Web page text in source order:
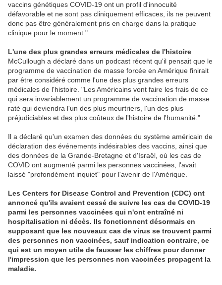
vaccins génétiques COVID-19 ont un profil d'innocuité
défavorable et ne sont pas cliniquement efficaces, ils ne peuvent
donc pas être généralement pris en charge dans la pratique
clinique pour le moment."
L'une des plus grandes erreurs médicales de l'histoire
McCullough a déclaré dans un podcast récent qu'il pensait que le
programme de vaccination de masse forcée en Amérique finirait
par être considéré comme l'une des plus grandes erreurs
médicales de l'histoire. "Les Américains vont faire les frais de ce
qui sera invariablement un programme de vaccination de masse
raté qui deviendra l'un des plus meurtriers, l'un des plus
préjudiciables et des plus coûteux de l'histoire de l'humanité."
Il a déclaré qu'un examen des données du système américain de
déclaration des événements indésirables des vaccins, ainsi que
des données de la Grande-Bretagne et d'Israël, où les cas de
COVID ont augmenté parmi les personnes vaccinées, l'avait
laissé "profondément inquiet" pour l'avenir de l'Amérique.
Les Centers for Disease Control and Prevention (CDC) ont
annoncé qu'ils avaient cessé de suivre les cas de COVID-19
parmi les personnes vaccinées qui n'ont entraîné ni
hospitalisation ni décès. Ils fonctionnent désormais en
supposant que les nouveaux cas de virus se trouvent parmi
des personnes non vaccinées, sauf indication contraire, ce
qui est un moyen utile de fausser les chiffres pour donner
l'impression que les personnes non vaccinées propagent la
maladie.